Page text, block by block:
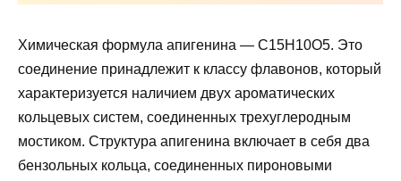
Химическая формула апигенина — C15H10O5. Это
соединение принадлежит к классу флавонов, который
характеризуется наличием двух ароматических
кольцевых систем, соединенных трехуглеродным
мостиком. Структура апигенина включает в себя два
бензольных кольца, соединенных пироновыми